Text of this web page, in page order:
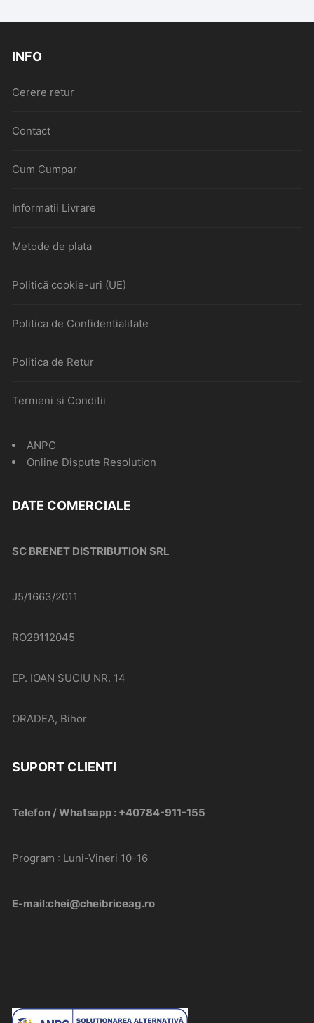
INFO
Cerere retur
Contact
Cum Cumpar
Informatii Livrare
Metode de plata
Politică cookie-uri (UE)
Politica de Confidentialitate
Politica de Retur
Termeni si Conditii
ANPC
Online Dispute Resolution
DATE COMERCIALE
SC BRENET DISTRIBUTION SRL
J5/1663/2011
RO29112045
EP. IOAN SUCIU NR. 14
ORADEA, Bihor
SUPORT CLIENTI
Telefon / Whatsapp : +40784-911-155
Program : Luni-Vineri 10-16
E-mail:chei@cheibriceag.ro